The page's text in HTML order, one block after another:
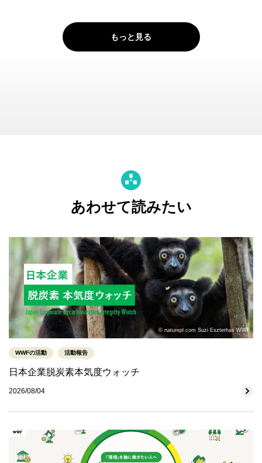
もっと見る
あわせて読みたい
© naturepl.com Suzi Eszterhas WWF
WWFの活動 活動報告
日本企業脱炭素本気度ウォッチ
2026/08/04